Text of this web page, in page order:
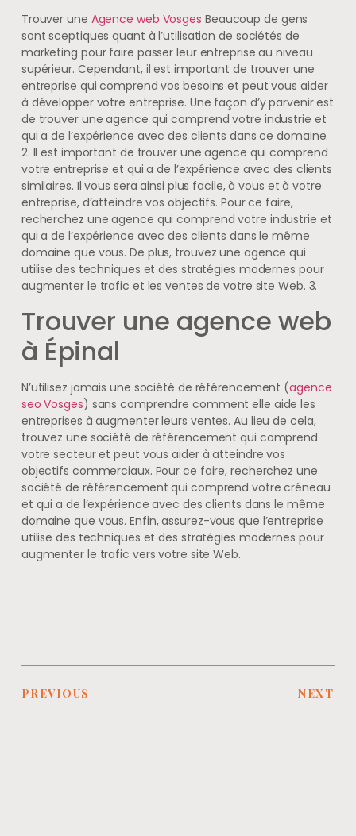
Trouver une Agence web Vosges Beaucoup de gens
sont sceptiques quant à l’utilisation de sociétés de
marketing pour faire passer leur entreprise au niveau
supérieur. Cependant, il est important de trouver une
entreprise qui comprend vos besoins et peut vous aider
à développer votre entreprise. Une façon d’y parvenir est
de trouver une agence qui comprend votre industrie et
qui a de l’expérience avec des clients dans ce domaine.
2. Il est important de trouver une agence qui comprend
votre entreprise et qui a de l’expérience avec des clients
similaires. Il vous sera ainsi plus facile, à vous et à votre
entreprise, d’atteindre vos objectifs. Pour ce faire,
recherchez une agence qui comprend votre industrie et
qui a de l’expérience avec des clients dans le même
domaine que vous. De plus, trouvez une agence qui
utilise des techniques et des stratégies modernes pour
augmenter le trafic et les ventes de votre site Web. 3.
Trouver une agence web
à Épinal
N’utilisez jamais une société de référencement (agence
seo Vosges) sans comprendre comment elle aide les
entreprises à augmenter leurs ventes. Au lieu de cela,
trouvez une société de référencement qui comprend
votre secteur et peut vous aider à atteindre vos
objectifs commerciaux. Pour ce faire, recherchez une
société de référencement qui comprend votre créneau
et qui a de l’expérience avec des clients dans le même
domaine que vous. Enfin, assurez-vous que l’entreprise
utilise des techniques et des stratégies modernes pour
augmenter le trafic vers votre site Web.
PREVIOUS NEXT